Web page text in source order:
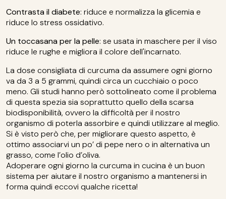
Contrasta il diabete: riduce e normalizza la glicemia e
riduce lo stress ossidativo.
Un toccasana per la pelle: se usata in maschere per il viso
riduce le rughe e migliora il colore dell'incarnato.
La dose consigliata di curcuma da assumere ogni giorno
va da 3 a 5 grammi, quindi circa un cucchiaio o poco
meno. Gli studi hanno però sottolineato come il problema
di questa spezia sia soprattutto quello della scarsa
biodisponibilità, ovvero la difficoltà per il nostro
organismo di poterla assorbire e quindi utilizzare al meglio.
Si è visto però che, per migliorare questo aspetto, è
ottimo associarvi un po’ di pepe nero o in alternativa un
grasso, come l’olio d’oliva.
Adoperare ogni giorno la curcuma in cucina è un buon
sistema per aiutare il nostro organismo a mantenersi in
forma quindi eccovi qualche ricetta!